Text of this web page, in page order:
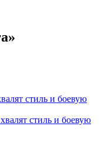
стиль и боевую
стиль и боевую